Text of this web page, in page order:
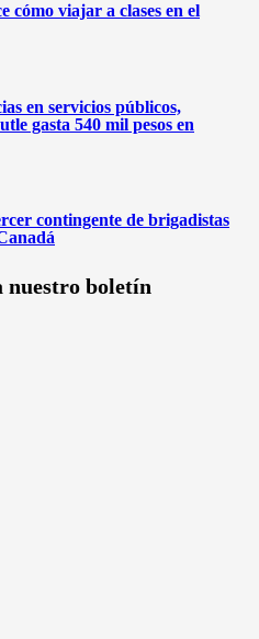
cómo viajar a clases en el
en servicios públicos,
gasta 540 mil pesos en
contingente de brigadistas
nuestro boletín